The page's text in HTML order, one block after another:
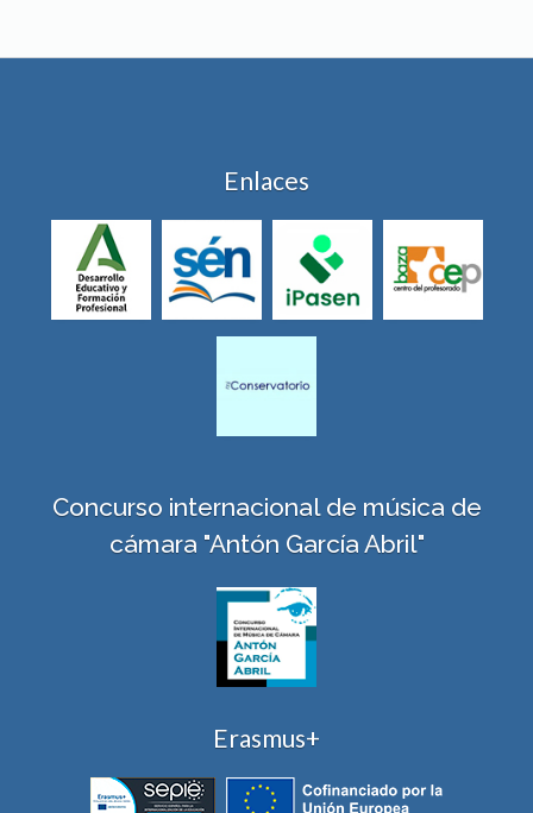
Enlaces
Concurso internacional de música de
cámara "Antón García Abril"
Erasmus+